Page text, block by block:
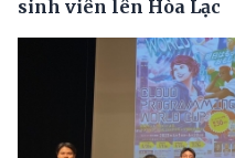
sinh viên lên Hòa Lạc